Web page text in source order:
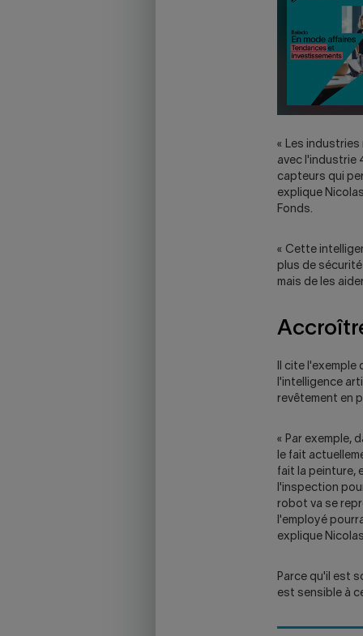
« Les
avec l'industrie
capteurs qui
explique
Fonds.
« Cette
plus de
mais de les
Il cite l'exemple
l'intelligence
revêtement en
« Par exemple,
le fait
fait la peinture,
l'inspection
robot va se
l'employé
explique
Parce qu'il est
est sensible à